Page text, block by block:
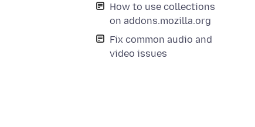
How to use collections
on addons.mozilla.org
Fix common audio and
video issues